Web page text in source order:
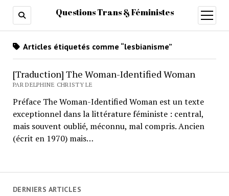
Questions Trans & Féministes
ouvrir
menu
DERNIERS ARTICLES
Articles étiquetés comme “lesbianisme”
[Traduction] The Woman-Identified Woman
PAR DELPHINE CHRISTY LE
Préface The Woman-Identified Woman est un texte
exceptionnel dans la littérature féministe : central,
mais souvent oublié, méconnu, mal compris. Ancien
(écrit en 1970) mais…